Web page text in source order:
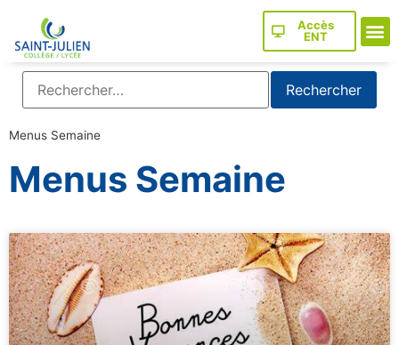
Accès
ENT
Menus Semaine
Menus Semaine